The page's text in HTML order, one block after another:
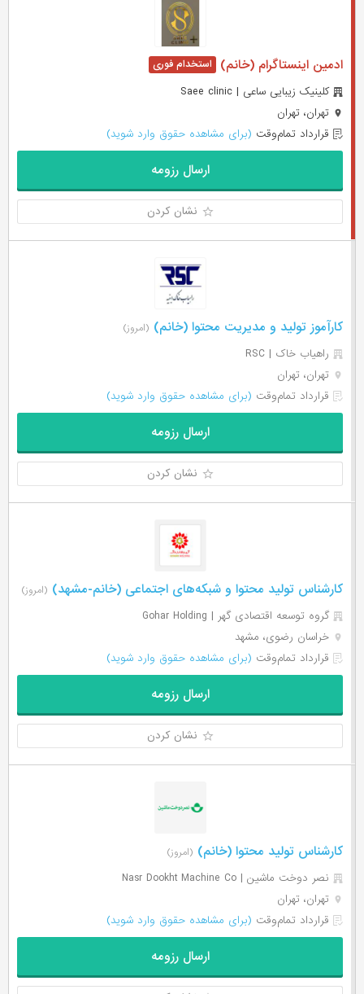
ادمین اینستاگرام (خانم)
کلینیک زیبایی ساعی | Saee clinic
تهران، تهران
قرارداد تمام‌وقت (برای مشاهده حقوق وارد شوید)
ارسال رزومه
نشان کردن
کارآموز تولید و مدیریت محتوا (خانم) (امروز)
راهیاب خاک | RSC
تهران، تهران
قرارداد تمام‌وقت (برای مشاهده حقوق وارد شوید)
ارسال رزومه
نشان کردن
کارشناس تولید محتوا و شبکه‌های اجتماعی (خانم-مشهد) (امروز)
گروه توسعه اقتصادی گهر | Gohar Holding
خراسان رضوی، مشهد
قرارداد تمام‌وقت (برای مشاهده حقوق وارد شوید)
ارسال رزومه
نشان کردن
کارشناس تولید محتوا (خانم) (امروز)
نصر دوخت ماشین | Nasr Dookht Machine Co
تهران، تهران
قرارداد تمام‌وقت (برای مشاهده حقوق وارد شوید)
ارسال رزومه